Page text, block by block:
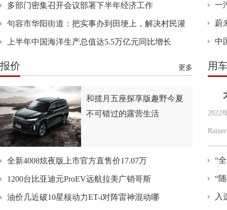
多部门密集召开会议部署下半年经济工作
句容市华阳街道：把实事办到田埂上，解决村民灌
上半年中国海洋生产总值达5.5万亿元同比增长
一
蔚
中
报价 更多
和揽月五座探享版趣野今夏
不可错过的露营生活
全新4008炫夜版上市官方直售价17.07万
1200台比亚迪元ProEV远航拉美广销哥斯
油价几近破10星核动力ET-i对阵雷神混动哪
用
2022
“
“
入